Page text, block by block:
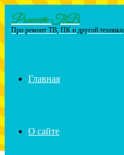
Menu
Ремонт-ТВ
Про ремонт ТВ, ПК и другой техники
Главная
О сайте